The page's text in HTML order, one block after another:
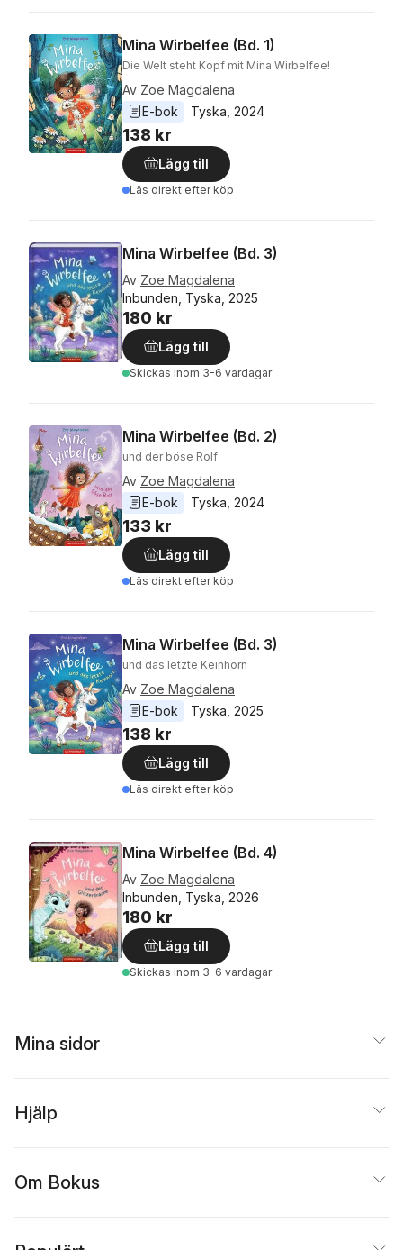
Mina Wirbelfee (Bd. 1)
Die Welt steht Kopf mit Mina Wirbelfee!
Av Zoe Magdalena
E-bok
Tyska 2024
138 kr
Lägg till
Läs direkt efter köp
Mina Wirbelfee (Bd. 3)
Av Zoe Magdalena
Inbunden, Tyska, 2025
180 kr
Lägg till
Skickas inom 3-6 vardagar
Mina Wirbelfee (Bd. 2)
und der böse Rolf
Av Zoe Magdalena
E-bok
Tyska 2024
133 kr
Lägg till
Läs direkt efter köp
Mina Wirbelfee (Bd. 3)
und das letzte Keinhorn
Av Zoe Magdalena
E-bok
Tyska 2025
138 kr
Lägg till
Läs direkt efter köp
Mina Wirbelfee (Bd. 4)
Av Zoe Magdalena
Inbunden, Tyska, 2026
180 kr
Lägg till
Skickas inom 3-6 vardagar
Mina sidor
Hjälp
Om Bokus